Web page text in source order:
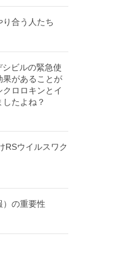
合う人たち
ビルの緊急使
果があることが
ロロキンとイ
たよね？
RSウイルスワク
）の重要性